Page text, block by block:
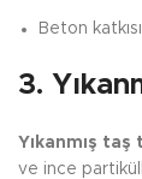
Beton katkısı
3.
Yıkanmış taş
ve ince